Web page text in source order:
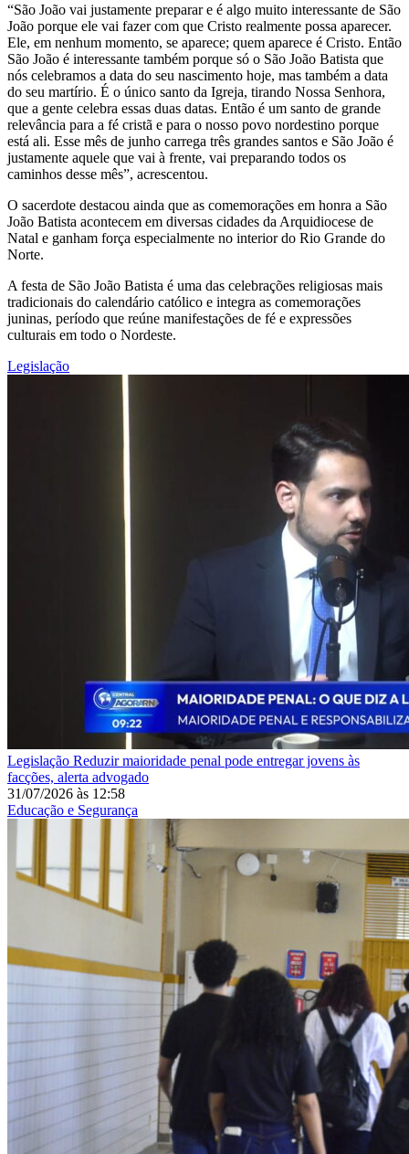
“São João vai justamente preparar e é algo muito interessante de São
João porque ele vai fazer com que Cristo realmente possa aparecer.
Ele, em nenhum momento, se aparece; quem aparece é Cristo. Então
São João é interessante também porque só o São João Batista que
nós celebramos a data do seu nascimento hoje, mas também a data
do seu martírio. É o único santo da Igreja, tirando Nossa Senhora,
que a gente celebra essas duas datas. Então é um santo de grande
relevância para a fé cristã e para o nosso povo nordestino porque
está ali. Esse mês de junho carrega três grandes santos e São João é
justamente aquele que vai à frente, vai preparando todos os
caminhos desse mês”, acrescentou.
O sacerdote destacou ainda que as comemorações em honra a São
João Batista acontecem em diversas cidades da Arquidiocese de
Natal e ganham força especialmente no interior do Rio Grande do
Norte.
A festa de São João Batista é uma das celebrações religiosas mais
tradicionais do calendário católico e integra as comemorações
juninas, período que reúne manifestações de fé e expressões
culturais em todo o Nordeste.
Legislação
Legislação Reduzir maioridade penal pode entregar jovens às
facções, alerta advogado
31/07/2026 às 12:58
Educação e Segurança